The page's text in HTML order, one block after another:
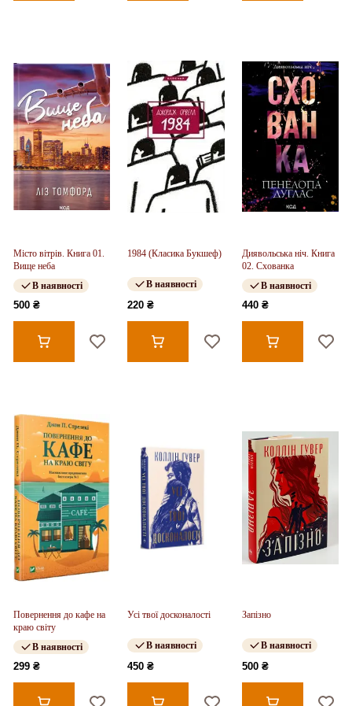
Місто вітрів. Книга 01.
Вище неба
В наявності
500 ₴
1984 (Класика Букшеф)
В наявності
220 ₴
Диявольська ніч. Книга
02. Схованка
В наявності
440 ₴
Повернення до кафе на
краю світу
В наявності
299 ₴
Усі твої досконалості
В наявності
450 ₴
Запізно
В наявності
500 ₴